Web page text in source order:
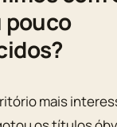
mais